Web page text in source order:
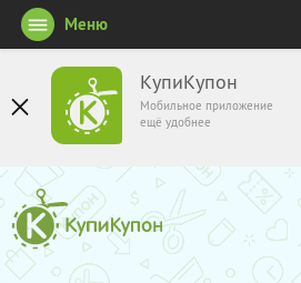
КупиКупон
Мобильное приложение
ещё удобнее
Меню